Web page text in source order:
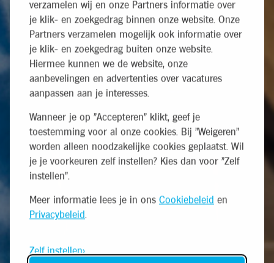
verzamelen wij en onze Partners informatie over
je klik- en zoekgedrag binnen onze website. Onze
Partners verzamelen mogelijk ook informatie over
je klik- en zoekgedrag buiten onze website.
Hiermee kunnen we de website, onze
aanbevelingen en advertenties over vacatures
aanpassen aan je interesses.
Wanneer je op "Accepteren" klikt, geef je
toestemming voor al onze cookies. Bij "Weigeren"
worden alleen noodzakelijke cookies geplaatst. Wil
je je voorkeuren zelf instellen? Kies dan voor "Zelf
instellen".
Meer informatie lees je in ons Cookiebeleid en
Privacybeleid.
Zelf instellen